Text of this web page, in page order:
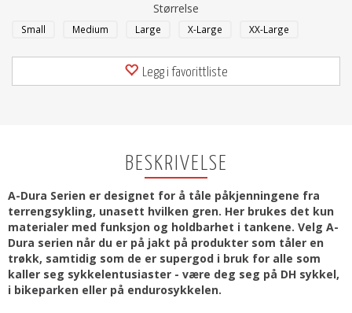
Størrelse
Small Medium Large X-Large XX-Large
Legg i favorittliste
BESKRIVELSE
A-Dura Serien er designet for å tåle påkjenningene fra
terrengsykling, unasett hvilken gren. Her brukes det kun
materialer med funksjon og holdbarhet i tankene. Velg A-
Dura serien når du er på jakt på produkter som tåler en
trøkk, samtidig som de er supergod i bruk for alle som
kaller seg sykkelentusiaster - være deg seg på DH sykkel,
i bikeparken eller på endurosykkelen.